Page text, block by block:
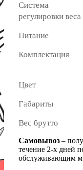
Система
регулировки веса
Питание
Комплектация
Цвет
Габариты
Вес брутто
Самовывоз –
течение 2-х дней
обслуживающим